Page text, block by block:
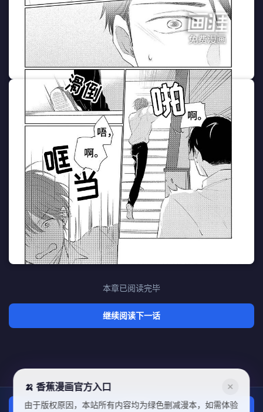
本章已阅读完毕
继续阅读下一话
上一话
🍌 香蕉漫画官方入口 ✕
由于版权原因，本站所有内容均为绿色删减漫本，如需体验